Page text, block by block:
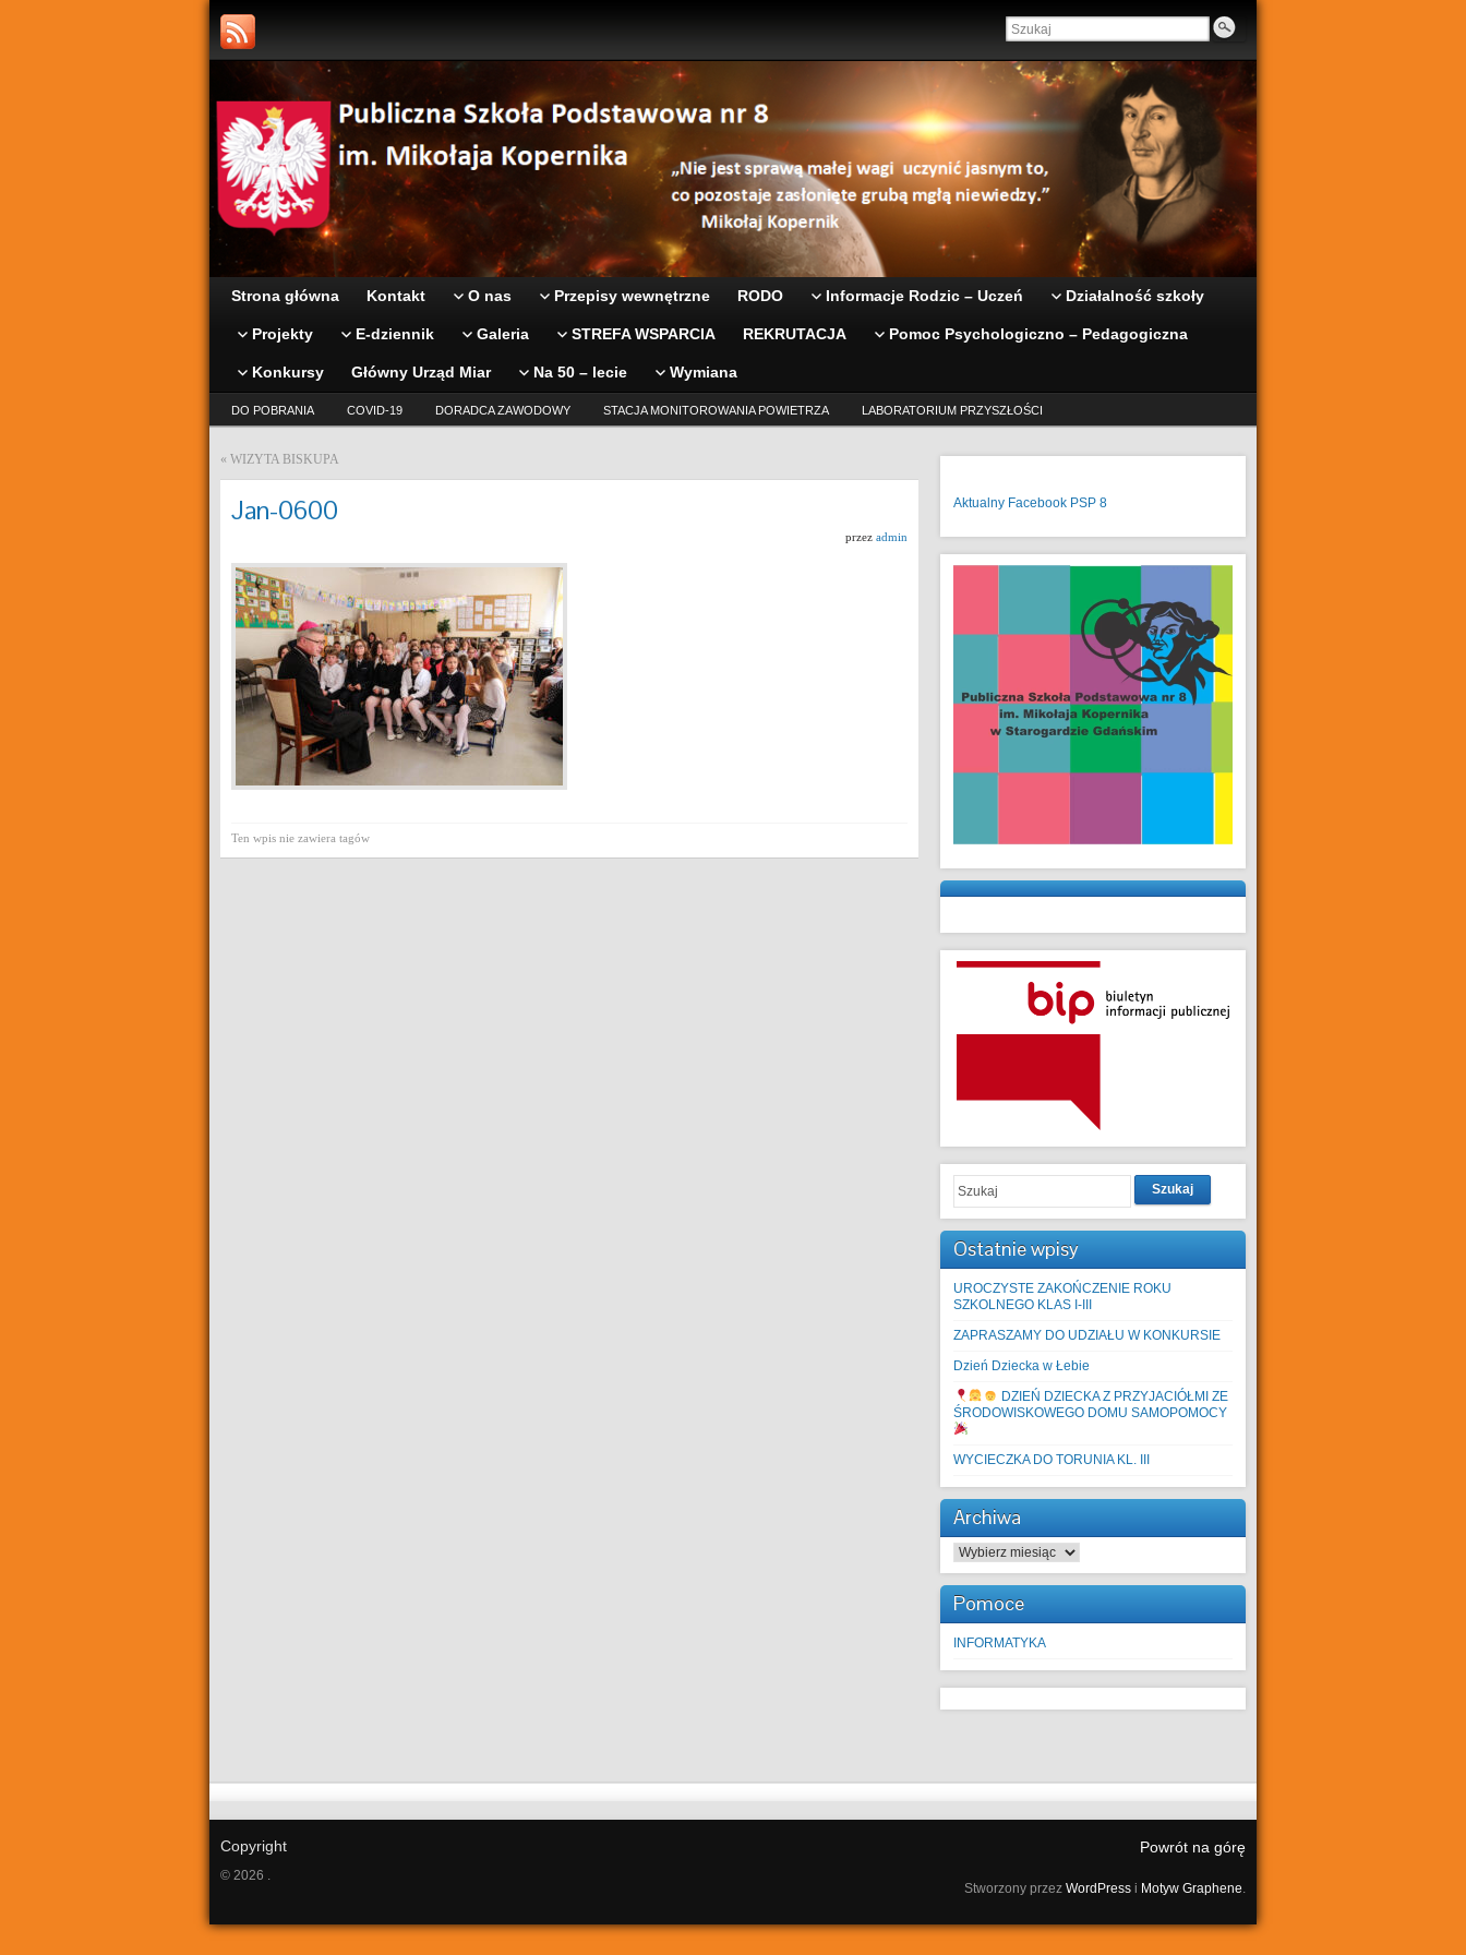
Strona główna Kontakt O nas Przepisy wewnętrzne RODO Informacje Rodzic – Uczeń Działalność szkoły
Projekty E-dziennik Galeria STREFA WSPARCIA REKRUTACJA Pomoc Psychologiczno – Pedagogiczna
Konkursy Główny Urząd Miar Na 50 – lecie Wymiana
DO POBRANIA COVID-19 DORADCA ZAWODOWY STACJA MONITOROWANIA POWIETRZA LABORATORIUM PRZYSZŁOŚCI
« WIZYTA BISKUPA
Jan-0600
przez admin
Ten wpis nie zawiera tagów
Aktualny Facebook PSP 8
Szukaj
Ostatnie wpisy
UROCZYSTE ZAKOŃCZENIE ROKU
SZKOLNEGO KLAS I-III
ZAPRASZAMY DO UDZIAŁU W KONKURSIE
Dzień Dziecka w Łebie
DZIEŃ DZIECKA Z PRZYJACIÓŁMI ZE
ŚRODOWISKOWEGO DOMU SAMOPOMOCY
WYCIECZKA DO TORUNIA KL. III
Archiwa
Archiwa
Pomoce
INFORMATYKA
Copyright
© 2026 .
Powrót na górę
Stworzony przez WordPress i Motyw Graphene